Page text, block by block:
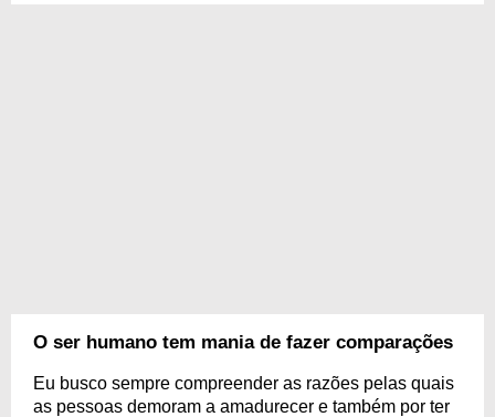
O ser humano tem mania de fazer comparações
Eu busco sempre compreender as razões pelas quais
as pessoas demoram a amadurecer e também por ter